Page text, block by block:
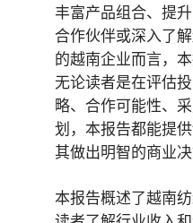
丰富产品组合、提
合作伙伴或深入了
的越南企业而言，
无论读者是在评估
略、合作可能性、
划，本报告都能提
其做出明智的商业
本报告概述了越南